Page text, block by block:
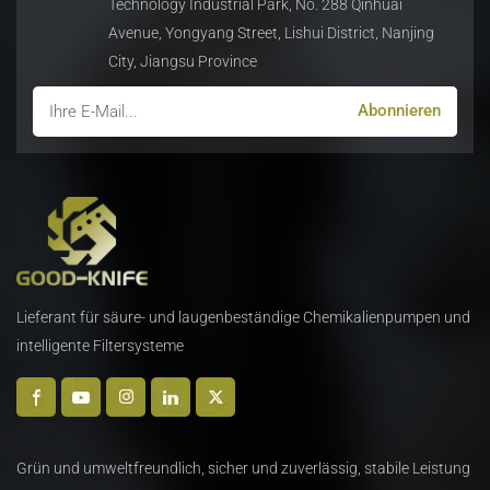
seine hohe Härte und
Verschleißfestigkeit.
seine hohe Härte und
Verschleißfestigkeit.
Technology Industrial Park, No. 288 Qinhuai
Avenue, Yongyang Street, Lishui District, Nanjing
City, Jiangsu Province
Lieferant für säure- und laugenbeständige Chemikalienpumpen und
intelligente Filtersysteme
Grün und umweltfreundlich, sicher und zuverlässig, stabile Leistung